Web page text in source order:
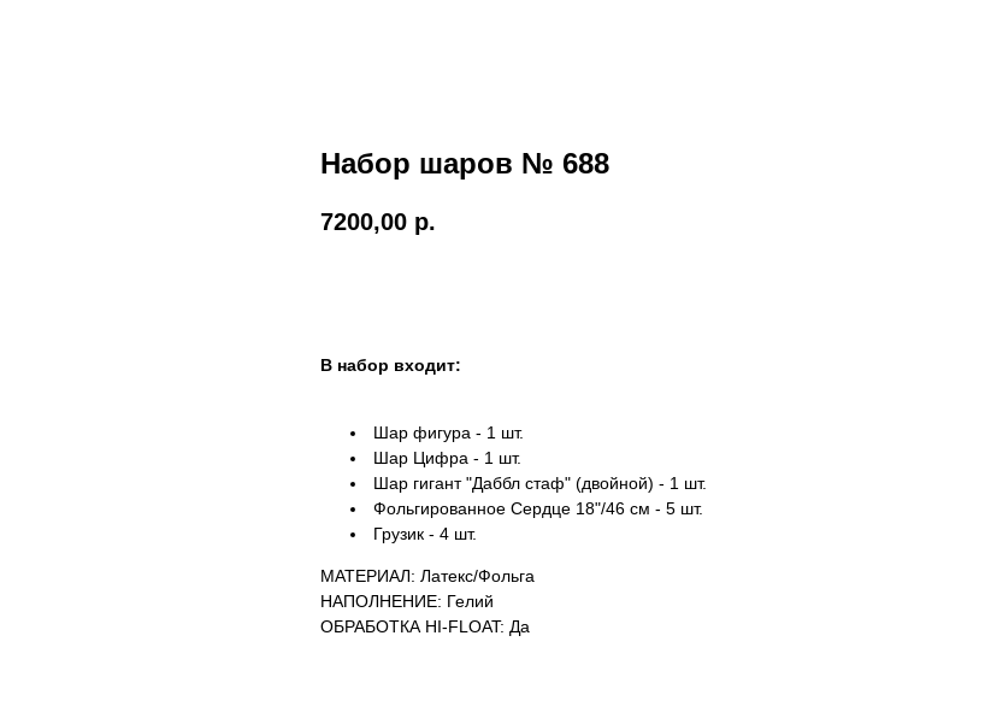
Набор шаров № 688
7200,00 р.
В набор входит:
Шар фигура - 1 шт.
Шар Цифра - 1 шт.
Шар гигант "Даббл стаф" (двойной) - 1 шт.
Фольгированное Сердце 18"/46 см - 5 шт.
Грузик - 4 шт.
МАТЕРИАЛ: Латекс/Фольга
НАПОЛНЕНИЕ: Гелий
ОБРАБОТКА HI-FLOAT: Да